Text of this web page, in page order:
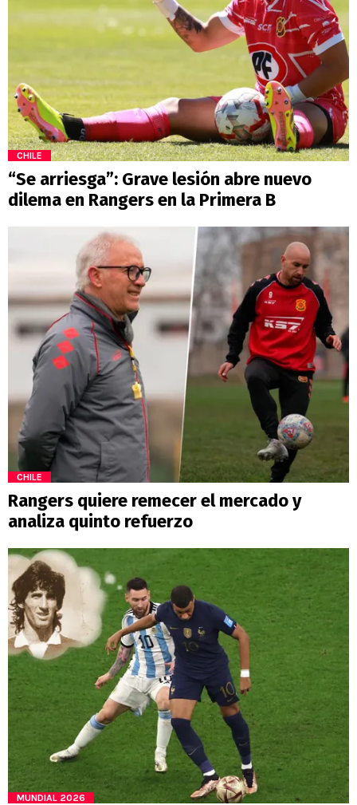
CHILE
“Se arriesga”: Grave lesión abre nuevo
dilema en Rangers en la Primera B
CHILE
Rangers quiere remecer el mercado y
analiza quinto refuerzo
MUNDIAL 2026